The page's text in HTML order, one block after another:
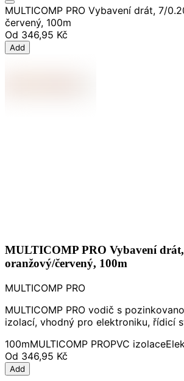
MULTICOMP PRO Vybavení drát, 7/
červený, 100m
Od 346,95 Kč
Add
MULTICOMP PRO Vybavení
oranžový/červený, 100m
MULTICOMP PRO
MULTICOMP PRO vodič s
izolací, vhodný pro elektroniku, řídicí
100mMULTICOMP PROPVC izolace
Od 346,95 Kč
Add